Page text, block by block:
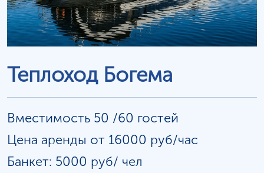
Теплоход Богема
Вместимость 50 /60 гостей
Цена аренды от 16000 руб/час
Банкет: 5000 руб/ чел